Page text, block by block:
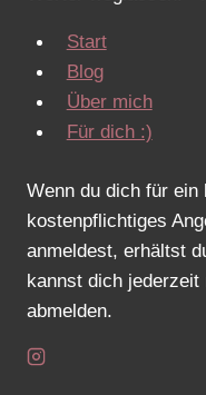
Start
Blog
Über mich
Für dich :)
Wenn du dich für ein
kostenpflichtiges
anmeldest, erhältst
kannst dich
abmelden.